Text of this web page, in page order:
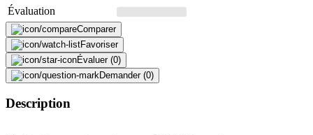
Évaluation
Comparer
Favoriser
Évaluer (0)
Demander (0)
Description